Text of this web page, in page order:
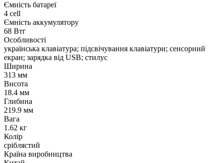
Ємність батареї
4 cell
Ємність аккумулятору
68 Втг
Особливості
українська клавіатура; підсвічування клавіатури; сенсорний
екран; зарядка від USB; стилус
Ширина
313 мм
Висота
18.4 мм
Глибина
219.9 мм
Вага
1.62 кг
Колір
сріблястий
Країна виробництва